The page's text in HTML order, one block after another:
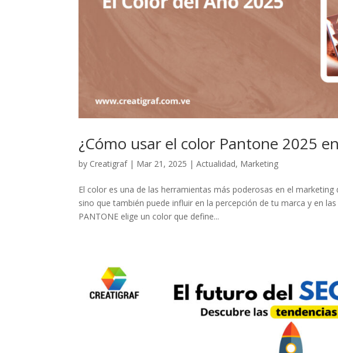
¿Cómo usar el color Pantone 2025
by Creatigraf| Mar 21, 2025 |Actualidad, Marketing
El color es una de las herramientas más poderosas en el
sino que también puede influir en la percepción de tu marca y en
PANTONE elige un color que define...